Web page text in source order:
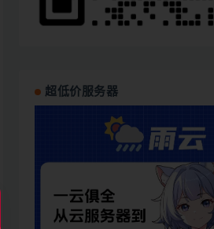
超低价服务器